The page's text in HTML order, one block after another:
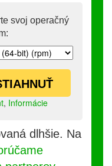
svoj operačný
, Informácie
dlhšie. Na